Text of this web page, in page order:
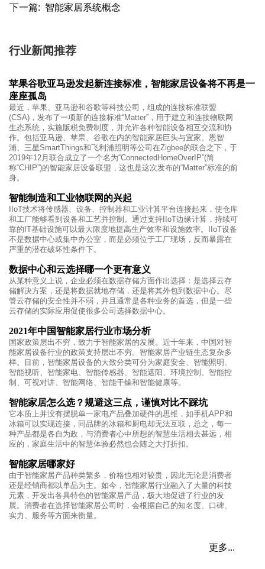
下一篇: 智能家居系统概念
行业新闻推荐
苹果谷歌亚马逊发起新连接标准，智能家居设备将不再是一
座座孤岛
最近，苹果、亚马逊和谷歌等科技公司，组成的连接标准联盟
(CSA)，发布了一项新的连接标准“Matter”，用于建立和连接物联网
生态系统，实施版税免费制度，并允许各种智能设备相互交流和协
作。包括亚马逊、苹果、谷歌在内的智能家居巨头与宜家、恩智
浦、三星SmartThings和飞利浦照明等公司在Zigbee的联合之下，于
2019年12月联合成立了一个名为“ConnectedHomeOverIP”(简
称“CHIP”)的智能家居设备联盟，这也是这次发布的“Matter”标准的前
身。
智能制造和工业物联网的兴起
IIoT技术将传感器、设备、控制器和工业计算平台连接起来，使仓库
和工厂能够看到设备和工艺并控制。通过支持IIoT边缘计算，持续可
靠的IT基础设施可以最大限度地提高生产效率和设施效率。IIoT设备
不是数据中心或集中办公室，而是必须位于工厂现场，反而暴露在
严重的潜在破坏性条件下。
数据中心和云选择哪一个更有意义
从某种意义上说，企业必须在数据存储方面作出选择：是选择云存
储解决方案，还是将数据就地存储，还是将其外包到数据中心。尽
管云存储的安全性并不弱，并且通常是各种业务的首选，但是一些
云存储的实际应用促使很多公司选择数据中心。
2021年中国智能家居行业市场分析
国家政策层出不穷，致力于智能家居的发展。近十年来，中国对智
能家居设备行业的政策支持层出不穷。智能家居产业链生态复杂多
样。目前，智能家居设备的大致分类可分为家庭安全、智能照明、
智能视听、智能家电、智能传感器、智能遮阳、环境控制、智能控
制、可视对讲、智能网络、智能干燥和智能健康等。
智能家居怎么选？规避这三点，谨慎对比不踩坑
它本质上并没有摆脱单一家电产品叠加硬件的思维，如手机APP和
冰箱可以实现连接，同品牌的冰箱和厨电却无法互联，总之，每一
种产品都是各自为政，与消费者心中所想的智慧生活相去甚远，相
应的，家庭生活中的智慧体验必然也会随之大打折扣。
智能家居哪家好
由于智能家居产品种类繁多，价格也相对较贵，因此无论是消费者
还是经销商都以单品为主。如今，智能家居行业融入了大量的科技
元素，开发出各具特色的智能家居产品，极大地促进了行业的发
展。消费者在选择智能家居公司时，会根据自己的知名度、口碑、
实力、服务等方面来衡量。
更多...